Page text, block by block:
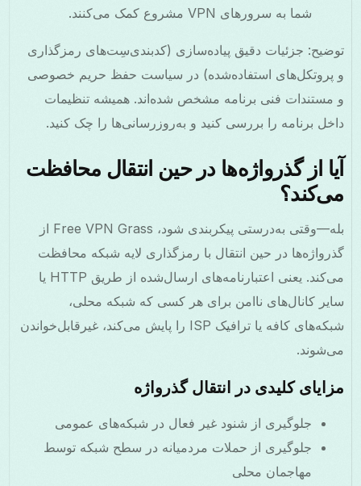
شما به سرورهای VPN مشروع کمک می‌کنند.
توضیح: جزئیات دقیق پیاده‌سازی (کدبندی‌سِت‌های رمزگذاری
و پروتکل‌های استفاده‌شده) در سیاست حفظ حریم خصوصی
و مستندات فنی برنامه مشخص شده‌اند. همیشه تنظیمات
داخل برنامه را بررسی کنید و به‌روزرسانی‌ها را چک کنید.
آیا از گذرواژه‌ها در حین انتقال محافظت
می‌کند؟
بله—وقتی به‌درستی پیکربندی شود، Free VPN Grass از
گذرواژه‌ها در حین انتقال با رمزگذاری لایه شبکه محافظت
می‌کند. یعنی اعتبارنامه‌های ارسال‌شده از طریق HTTP یا
سایر کانال‌های ناامن برای هر کسی که شبکه محلی،
شبکه‌های کافه یا ترافیک ISP را پایش می‌کند، غیرقابل‌خواندن
می‌شوند.
مزایای کلیدی در انتقال گذرواژه
جلوگیری از شنود غیر فعال در شبکه‌های عمومی
جلوگیری از حملات مردمیانه در سطح شبکه توسط
مهاجمان محلی